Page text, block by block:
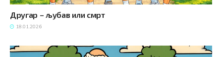
Другар – љубав или смрт
18.01.2026